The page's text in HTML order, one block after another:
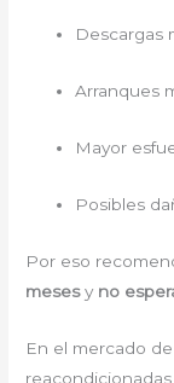
Descargas
Arranques
Mayor
Posibles
Por eso
mesesy no
En el mercado de